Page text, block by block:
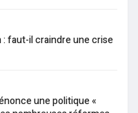
: faut-il craindre une crise
une politique «